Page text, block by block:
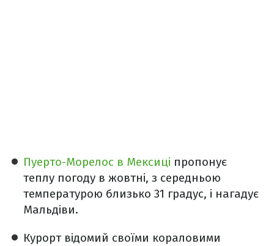
Пуерто-Морелос в Мексиці пропонує
теплу погоду в жовтні, з середньою
температурою близько 31 градус, і нагадує
Мальдіви.
Курорт відомий своїми кораловими